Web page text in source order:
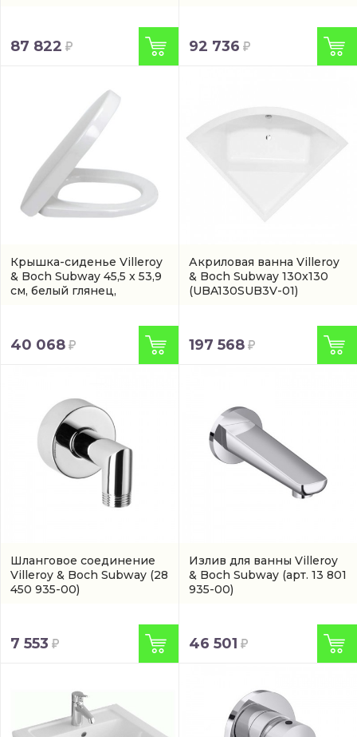
87 822 92 736
Крышка-сиденье Villeroy
& Boch Subway 45,5 x 53,9
см, белый глянец,
40 068
Акриловая ванна Villeroy
& Boch Subway 130x130
(UBA130SUB3V-01)
197 568
Шланговое соединение
Villeroy & Boch Subway (28
450 935-00)
7 553
Излив для ванны Villeroy
& Boch Subway (арт. 13 801
935-00)
46 501